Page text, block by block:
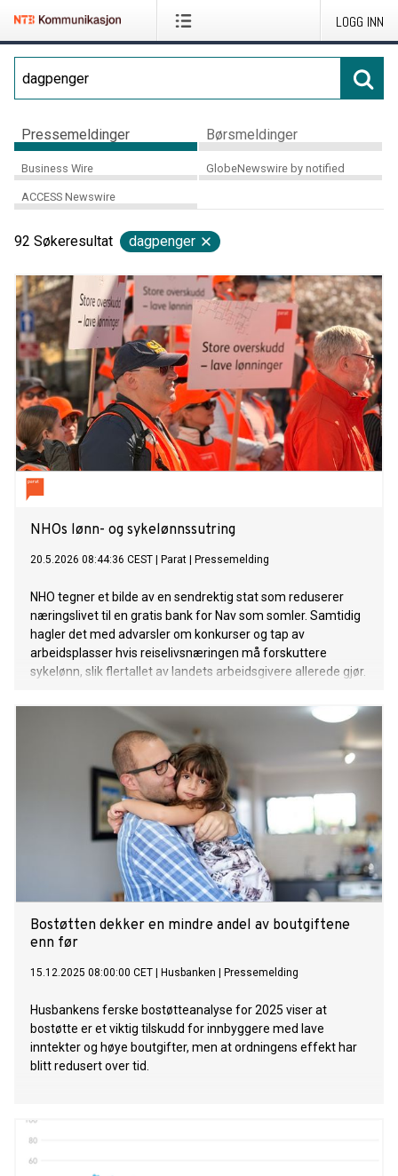
LOGG INN
Pressemeldinger Børsmeldinger
Business Wire GlobeNewswire by notified
ACCESS Newswire
92 Søkeresultat dagpenger
NHOs lønn- og sykelønnssutring
20.5.2026 08:44:36 CEST Parat Pressemelding
NHO tegner et bilde av en sendrektig stat som reduserer
næringslivet til en gratis bank for Nav som somler. Samtidig
hagler det med advarsler om konkurser og tap av
arbeidsplasser hvis reiselivsnæringen må forskuttere
sykelønn, slik flertallet av landets arbeidsgivere allerede gjør.
Bostøtten dekker en mindre andel av boutgiftene
enn før
15.12.2025 08:00:00 CET Husbanken Pressemelding
Husbankens ferske bostøtteanalyse for 2025 viser at
bostøtte er et viktig tilskudd for innbyggere med lave
inntekter og høye boutgifter, men at ordningens effekt har
blitt redusert over tid.